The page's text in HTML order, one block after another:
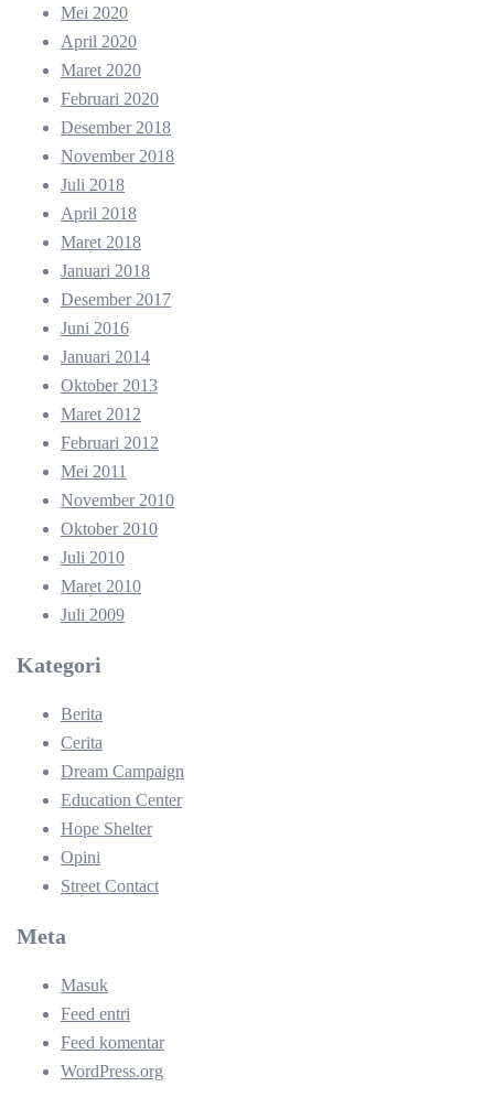
Mei 2020
April 2020
Maret 2020
Februari 2020
Desember 2018
November 2018
Juli 2018
April 2018
Maret 2018
Januari 2018
Desember 2017
Juni 2016
Januari 2014
Oktober 2013
Maret 2012
Februari 2012
Mei 2011
November 2010
Oktober 2010
Juli 2010
Maret 2010
Juli 2009
Kategori
Berita
Cerita
Dream Campaign
Education Center
Hope Shelter
Opini
Street Contact
Meta
Masuk
Feed entri
Feed komentar
WordPress.org